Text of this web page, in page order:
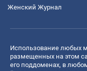
Женский Журнал
Использование любых
размещенных на этом
его поддоменах, в